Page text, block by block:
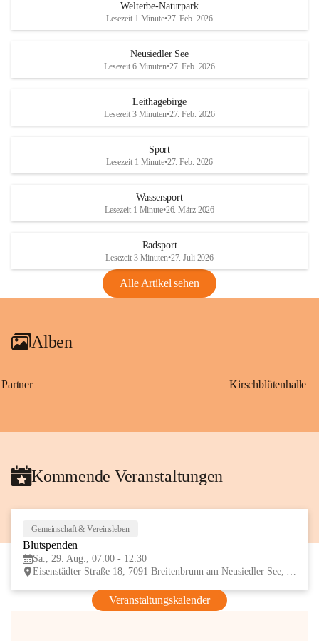
d
S
unzulässige Weingärten zu roden! Bitte
helfen wir zusammen um unsere Winzer
vor den prognostizierten Ernteausfällen
und den daraus folgenden wirtschaftlichen
Maßnahmen zur Bekämpfung
Rebe und der Amerikanischen
Anhang VBl. EU Nr. 18
1 Seite•1,4 MB
VBl. EU Nr. 18_2026
e
d
r
S
Welterbe-Naturpark
Lesezeit 1 Minute•27. Feb. 2026
Neusiedler See
Lesezeit 6 Minuten•27. Feb. 2026
Leithagebirge
Lesezeit 3 Minuten•27. Feb. 2026
Sport
Lesezeit 1 Minute•27. Feb. 2026
Wassersport
Lesezeit 1 Minute•26. März 2026
Radsport
Lesezeit 3 Minuten•27. Juli 2026
Alle Artikel sehen
Alben
Partner Kirschblütenhalle
Kommende Veranstaltungen
Gemeinschaft & Vereinsleben
Blutspenden
Sa., 29. Aug., 07:00 - 12:30
Eisenstädter Straße 18, 7091 Breitenbrunn am Neusiedler See, AUT
Veranstaltungskalender